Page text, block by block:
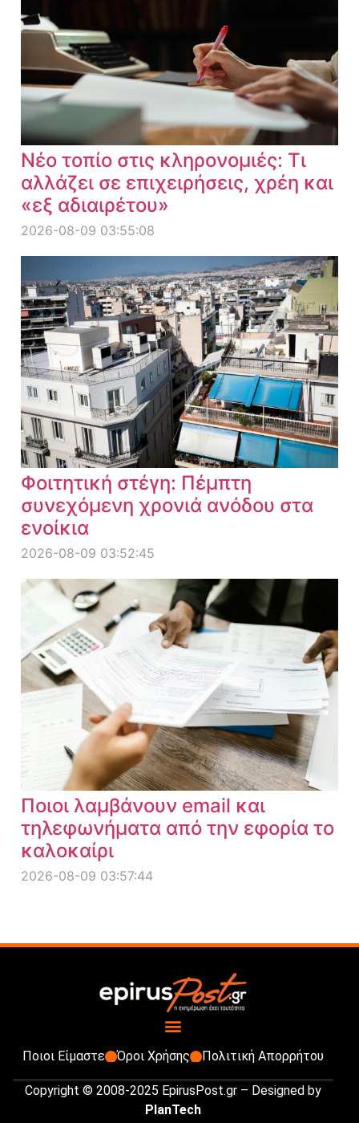
Νέο τοπίο στις κληρονομιές: Τι
αλλάζει σε επιχειρήσεις, χρέη και
«εξ αδιαιρέτου»
2026-08-09 03:55:08
Φοιτητική στέγη: Πέμπτη
συνεχόμενη χρονιά ανόδου στα
ενοίκια
2026-08-09 03:52:45
Ποιοι λαμβάνουν email και
τηλεφωνήματα από την εφορία το
καλοκαίρι
2026-08-09 03:57:44
Ποιοι Είμαστε Όροι Χρήσης Πολιτική Απορρήτου
Copyright © 2008-2025 EpirusPost.gr – Designed by
PlanTech